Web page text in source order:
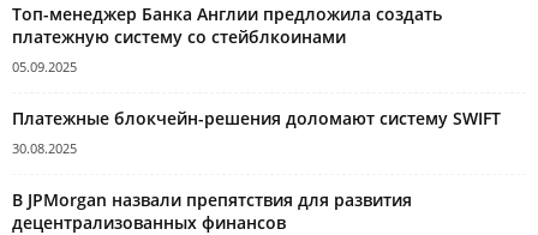
Топ-менеджер Банка Англии предложила создать
платежную систему со стейблкоинами
05.09.2025
Платежные блокчейн-решения доломают систему SWIFT
30.08.2025
В JPMorgan назвали препятствия для развития
децентрализованных финансов